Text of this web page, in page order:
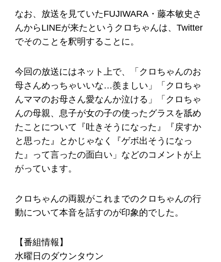
なお、放送を見ていたFUJIWARA・藤本敏史さ
んからLINEが来たというクロちゃんは、Twitter
でそのことを釈明することに。
今回の放送にはネット上で、「クロちゃんのお
母さんめっちゃいいな…羨ましい」「クロちゃ
んママのお母さん愛なんか泣ける」「クロちゃ
んの母親、息子が女の子の使ったグラスを舐め
たことについて『吐きそうになった』『戻すか
と思った』とかじゃなく『ゲボ出そうになっ
た』って言ったの面白い」などのコメントが上
がっています。
クロちゃんの両親がこれまでのクロちゃんの行
動について本音を話すのが印象的でした。
【番組情報】
水曜日のダウンタウン